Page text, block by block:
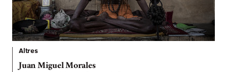
Altres
Juan Miguel Morales